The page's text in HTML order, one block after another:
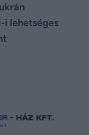
i lehetséges